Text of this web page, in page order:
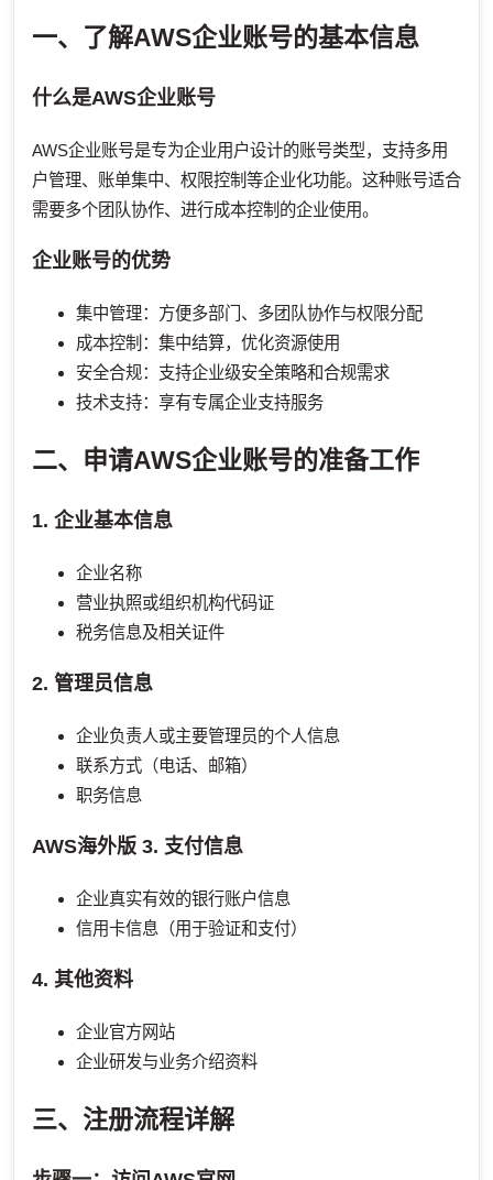
一、了解AWS企业账号的基本信息
什么是AWS企业账号
AWS企业账号是专为企业用户设计的账号类型，支持多用
户管理、账单集中、权限控制等企业化功能。这种账号适合
需要多个团队协作、进行成本控制的企业使用。
企业账号的优势
集中管理：方便多部门、多团队协作与权限分配
成本控制：集中结算，优化资源使用
安全合规：支持企业级安全策略和合规需求
技术支持：享有专属企业支持服务
二、申请AWS企业账号的准备工作
1. 企业基本信息
企业名称
营业执照或组织机构代码证
税务信息及相关证件
2. 管理员信息
企业负责人或主要管理员的个人信息
联系方式（电话、邮箱）
职务信息
AWS海外版 3. 支付信息
企业真实有效的银行账户信息
信用卡信息（用于验证和支付）
4. 其他资料
企业官方网站
企业研发与业务介绍资料
三、注册流程详解